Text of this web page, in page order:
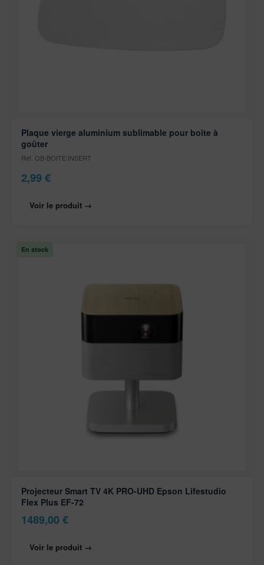
Plaque vierge aluminium sublimable pour boîte à
goûter
Réf. OB-BOITE/INSERT
2,99 €
Voir le produit →
En stock
Projecteur Smart TV 4K PRO-UHD Epson Lifestudio
Flex Plus EF-72
1489,00 €
Voir le produit →